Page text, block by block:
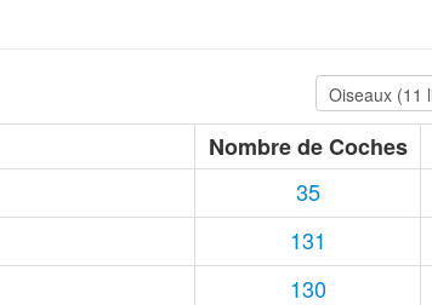
Nombre de Coches
35
131
130